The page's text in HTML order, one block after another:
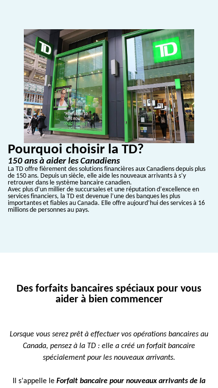
Pourquoi choisir la TD?
150 ans à aider les Canadiens
La TD offre fièrement des solutions financières aux Canadiens depuis plus
de 150 ans. Depuis un siècle, elle aide les nouveaux arrivants à s’y
retrouver dans le système bancaire canadien.
Avec plus d’un millier de succursales et une réputation d’excellence en
services financiers, la TD est devenue l’une des banques les plus
importantes et fiables au Canada. Elle offre aujourd’hui des services à 16
millions de personnes au pays.
Des forfaits bancaires spéciaux pour vous
aider à bien commencer
Lorsque vous serez prêt à effectuer vos opérations bancaires au
Canada, pensez à la TD : elle a créé un forfait bancaire
spécialement pour les nouveaux arrivants.
Il s’appelle le Forfait bancaire pour nouveaux arrivants de la